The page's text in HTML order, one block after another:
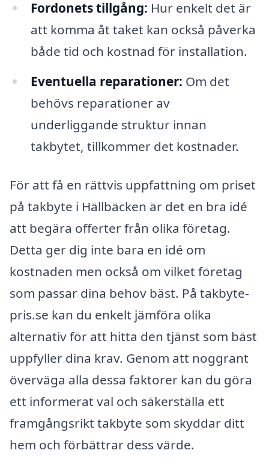
Fordonets tillgång: Hur enkelt det är
att komma åt taket kan också påverka
både tid och kostnad för installation.
Eventuella reparationer: Om det
behövs reparationer av
underliggande struktur innan
takbytet, tillkommer det kostnader.
För att få en rättvis uppfattning om priset
på takbyte i Hällbäcken är det en bra idé
att begära offerter från olika företag.
Detta ger dig inte bara en idé om
kostnaden men också om vilket företag
som passar dina behov bäst. På takbyte-
pris.se kan du enkelt jämföra olika
alternativ för att hitta den tjänst som bäst
uppfyller dina krav. Genom att noggrant
överväga alla dessa faktorer kan du göra
ett informerat val och säkerställa ett
framgångsrikt takbyte som skyddar ditt
hem och förbättrar dess värde.